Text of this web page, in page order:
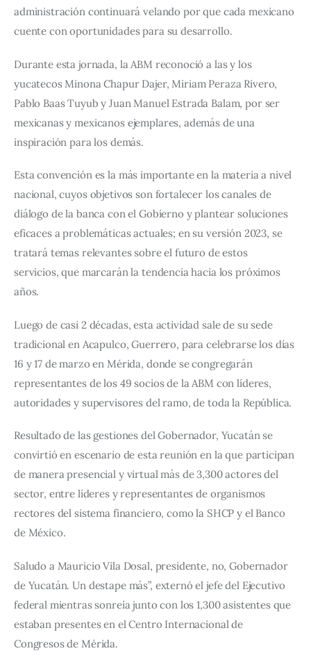
administración continuará velando por que cada mexicano
cuente con oportunidades para su desarrollo.
Durante esta jornada, la ABM reconoció a las y los
yucatecos Minona Chapur Dajer, Miriam Peraza Rivero,
Pablo Baas Tuyub y Juan Manuel Estrada Balam, por ser
mexicanas y mexicanos ejemplares, además de una
inspiración para los demás.
Esta convención es la más importante en la materia a nivel
nacional, cuyos objetivos son fortalecer los canales de
diálogo de la banca con el Gobierno y plantear soluciones
eficaces a problemáticas actuales; en su versión 2023, se
tratará temas relevantes sobre el futuro de estos
servicios, que marcarán la tendencia hacia los próximos
años.
Luego de casi 2 décadas, esta actividad sale de su sede
tradicional en Acapulco, Guerrero, para celebrarse los días
16 y 17 de marzo en Mérida, donde se congregarán
representantes de los 49 socios de la ABM con líderes,
autoridades y supervisores del ramo, de toda la República.
Resultado de las gestiones del Gobernador, Yucatán se
convirtió en escenario de esta reunión en la que participan
de manera presencial y virtual más de 3,300 actores del
sector, entre líderes y representantes de organismos
rectores del sistema financiero, como la SHCP y el Banco
de México.
Saludo a Mauricio Vila Dosal, presidente, no, Gobernador
de Yucatán. Un destape más”, externó el jefe del Ejecutivo
federal mientras sonreía junto con los 1,300 asistentes que
estaban presentes en el Centro Internacional de
Congresos de Mérida.